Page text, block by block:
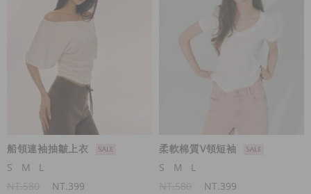
船領連袖抽皺上衣
S
M
L
NT.399
柔軟棉質V領短袖
S
M
L
NT.399